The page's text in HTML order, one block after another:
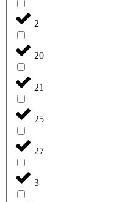
2
20
21
25
27
3